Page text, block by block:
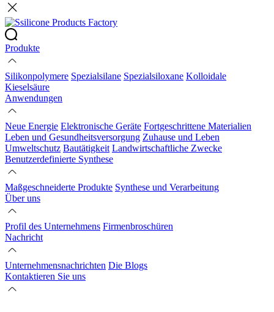
Produkte
Silikonpolymere Spezialsilane Spezialsiloxane Kolloidale
Kieselsäure
Anwendungen
Neue Energie Elektronische Geräte Fortgeschrittene Materialien
Leben und Gesundheitsversorgung Zuhause und Leben
Umweltschutz Bautätigkeit Landwirtschaftliche Zwecke
Benutzerdefinierte Synthese
Maßgeschneiderte Produkte Synthese und Verarbeitung
Über uns
Profil des Unternehmens Firmenbroschüren
Nachricht
Unternehmensnachrichten Die Blogs
Kontaktieren Sie uns